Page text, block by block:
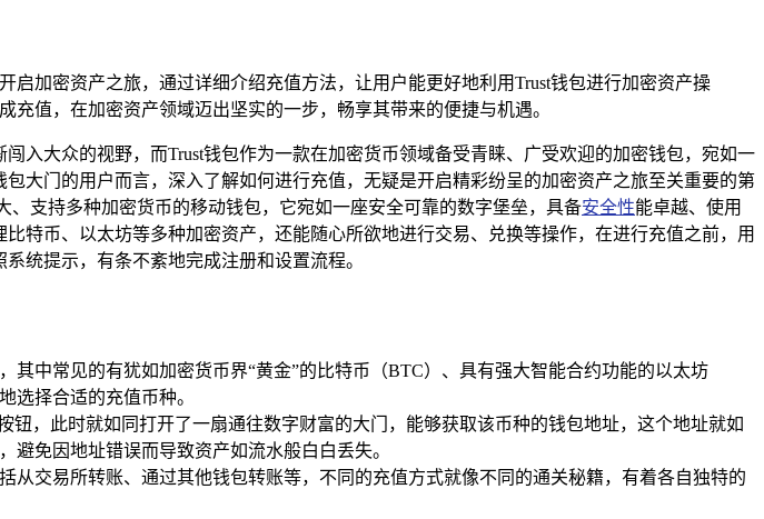
加密资产之旅，通过详细介绍充值方法，让用户能更好地利用Trust钱包进行加密资产操
值，在加密资产领域迈出坚实的一步，畅享其带来的便捷与机遇。
入大众的视野，而Trust钱包作为一款在加密货币领域备受青睐、广受欢迎的加密钱包，宛如一
大门的用户而言，深入了解如何进行充值，无疑是开启精彩纷呈的加密资产之旅至关重要的第
支持多种加密货币的移动钱包，它宛如一座安全可靠的数字堡垒，具备安全性能卓越、使用
特币、以太坊等多种加密资产，还能随心所欲地进行交易、兑换等操作，在进行充值之前，用
统提示，有条不紊地完成注册和设置流程。
其中常见的有犹如加密货币界“黄金”的比特币（BTC）、具有强大智能合约功能的以太坊
选择合适的充值币种。
钮，此时就如同打开了一扇通往数字财富的大门，能够获取该币种的钱包地址，这个地址就如
免因地址错误而导致资产如流水般白白丢失。
从交易所转账、通过其他钱包转账等，不同的充值方式就像不同的通关秘籍，有着各自独特的